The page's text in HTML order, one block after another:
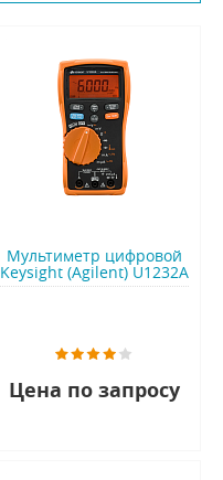
Мультиметр цифровой
Keysight (Agilent) U1232A
Цена по запросу